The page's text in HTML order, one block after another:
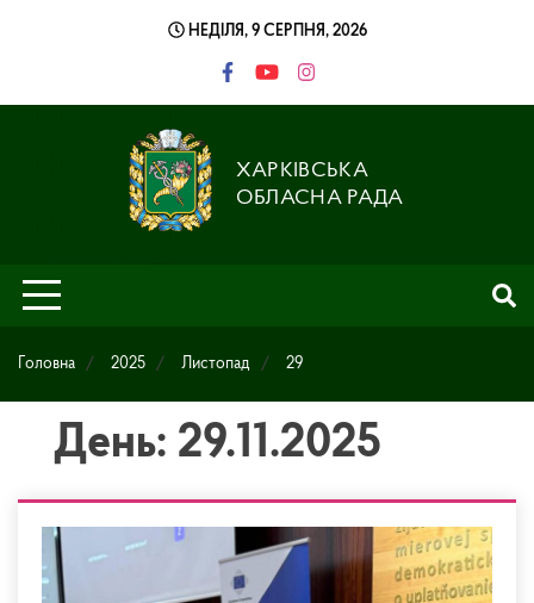
НЕДІЛЯ, 9 СЕРПНЯ, 2026
ХАРКІВСЬКА
ОБЛАСНА РАДА
Головна 2025 Листопад 29
День: 29.11.2025